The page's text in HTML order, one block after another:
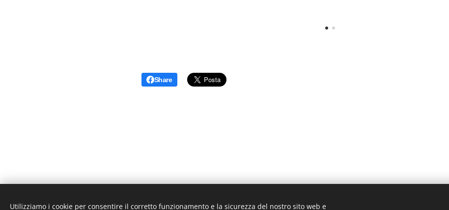
Share
Utilizziamo i cookie per consentire il corretto funzionamento e la sicurezza del nostro sito web e